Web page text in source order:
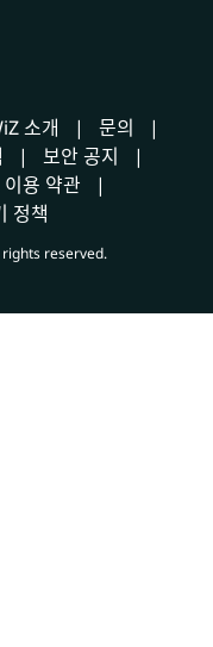
소개
문의
보안 공지
용 약관
정책
reserved.